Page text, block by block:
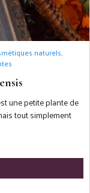
naturels,
une petite plante de
tout simplement